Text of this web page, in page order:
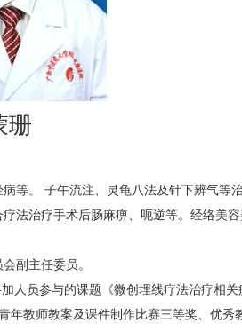
珊
等。 子午流注、灵龟八法及针下辨气等
法治疗手术后肠麻痹、呃逆等。经络美
副主任委员。
人员参与的课题《微创埋线疗法治疗相
教师教案及课件制作比赛三等奖、优秀